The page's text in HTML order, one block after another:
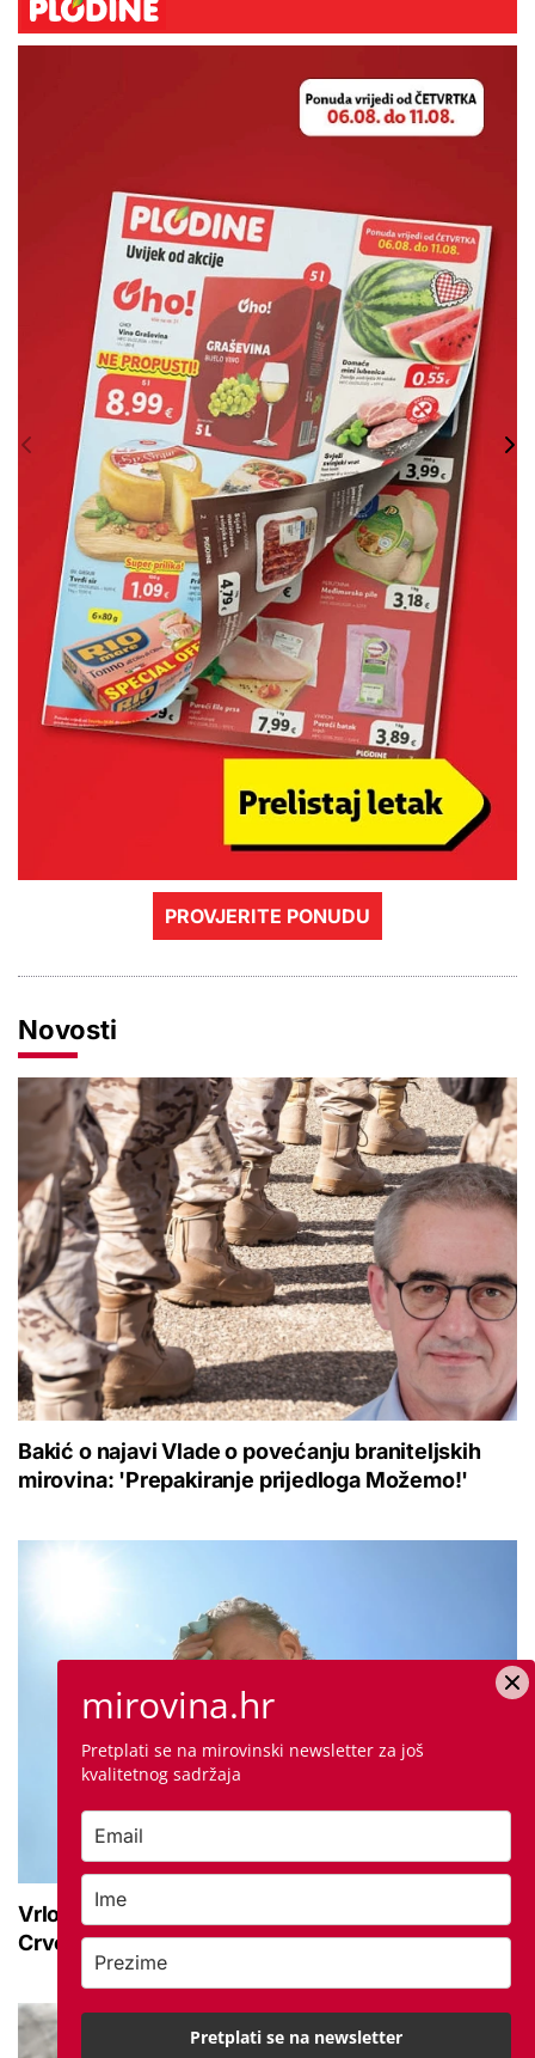
PROVJERITE PONUDU
Novosti
Bakić o najavi Vlade o povećanju braniteljskih
mirovina: 'Prepakiranje prijedloga Možemo!'
Vrlo velika opasnost od vrućine do kraja tjedna:
Crveno upozorenje vlada na ovom području
mirovina.hr
Pretplati se na mirovinski newsletter za još
kvalitetnog sadržaja
Pretplati se na newsletter